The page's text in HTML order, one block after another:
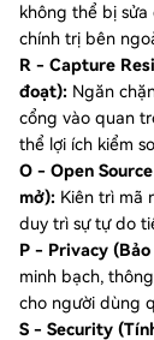
không thể bị
chính trị bên
R - Capture
đoạt): Ngăn
cổng vào quan
thể lợi ích kiểm
O - Open
mở): Kiên trì mã
duy trì sự tự do
P - Privacy
minh bạch,
cho người dùng
S - Security